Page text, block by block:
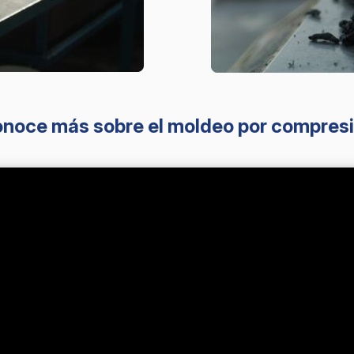
más sobre el moldeo por